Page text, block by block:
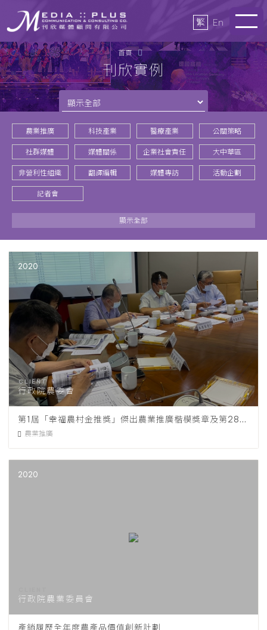
繁 En
首頁
刊欣實例
農業推廣 科技產業 醫療產業 公關策略
社群媒體 媒體關係 企業社會責任 大中華區
非營利性組織 翻譯編輯 媒體專訪 活動企劃
記者會
顯示全部
2020
行政院農委會
第1屆「幸福農村金推獎」傑出農業推廣楷模獎章及第28屆「優秀農業教育及推廣人員」選拔
農業推廣
2020
行政院農業委員會
產銷履歷全年度農產品價值創新計劃